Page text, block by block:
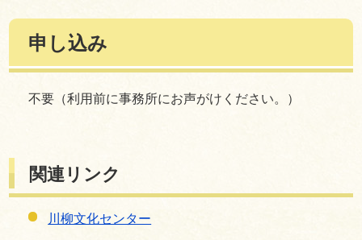
申し込み
不要（利用前に事務所にお声がけください。）
関連リンク
川柳文化センター